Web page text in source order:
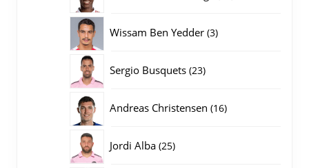
Wissam Ben Yedder 33
Sergio Busquets 2323
Andreas Christensen 1616
Jordi Alba 2525